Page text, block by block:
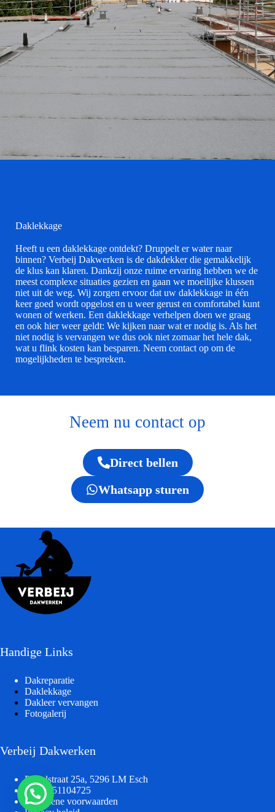
Daklekkage
Heeft u een daklekkage ontdekt? Druppelt er water naar
binnen? Verbeij Dakwerken is de dakdekker die gemakkelijk
de klus kan klaren. Dankzij onze ruime ervaring hebben we de
meest complexe situaties gezien en gaan we moeilijke klussen
niet uit de weg. Wij zorgen ervoor dat uw daklekkage in één
keer goed wordt opgelost en u weer gerust en comfortabel kunt
wonen of werken. Een daklekkage verhelpen doen we graag
en ook hier weer geldt: We kijken naar wat er nodig is. Als het
niet nodig is vervangen we dus ook niet zomaar het hele dak,
wat u flink kosten kan besparen. Neem contact op om de
mogelijkheden te bespreken.
Neem nu contact op
Direct bellen
Whatsapp sturen
Handige Links
Dakreparatie
Daklekkage
Dakleer vervangen
Fotogalerij
Verbeij Dakwerken
Postelstraat 25a, 5296 LM Esch
KvK - 51104725
Algemene voorwaarden